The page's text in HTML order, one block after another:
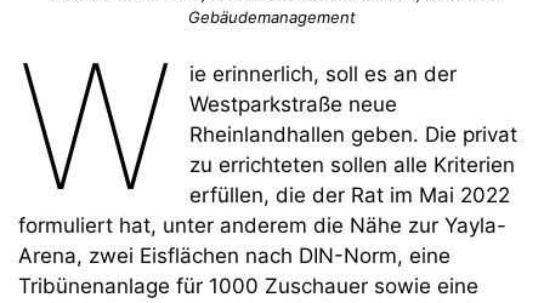
Gebäudemanagement
W
ie erinnerlich, soll es an der
Westparkstraße neue
Rheinlandhallen geben. Die privat
zu errichteten sollen alle Kriterien
erfüllen, die der Rat im Mai 2022
formuliert hat, unter anderem die Nähe zur Yayla-
Arena, zwei Eisflächen nach DIN-Norm, eine
Tribünenanlage für 1000 Zuschauer sowie eine